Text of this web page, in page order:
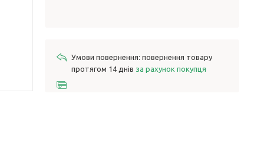
повернення товару
протягом 14 днів за рахунок покупця